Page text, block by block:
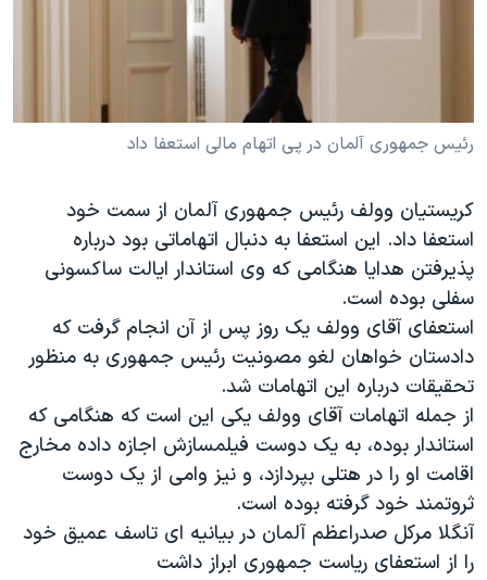
علم و فناوری
گالری عکس
آرشیو پخش زنده
انتخابات ریاست جمهوری آمریکا ۲۰۲۴
حمله جمهوری اسلامی به اسرائیل
رمز مهسا
اعتراضات زن، زندگی، آزادی
مجموعه مستندهای دادخواهی
تریبونال مردمی آبان ۹۸
دادگاه حمید نوری
چهل سال گروگان‌گیری
قانون شفافیت دارائی کادر رهبری ایران
اعتراضات مردمی آبان ۹۸
اسرائیل در جنگ
نرگس محمدی برنده جایزه نوبل صلح
همایش محافظه‌کاران آمریکا «سی‌پک»
رئیس جمهوری آلمان در پی اتهام مالی استعفا داد
کریستیان وولف رئیس جمهوری آلمان از سمت خود
استعفا داد. این استعفا به دنبال اتهاماتی بود درباره
پذیرفتن هدایا هنگامی که وی استاندار ایالت ساکسونی
سفلی بوده است.
استعفای آقای وولف یک روز پس از آن انجام گرفت که
دادستان خواهان لغو مصونیت رئیس جمهوری به منظور
تحقیقات درباره این اتهامات شد.
از جمله اتهامات آقای وولف یکی این است که هنگامی که
استاندار بوده، به یک دوست فیلمسازش اجازه داده مخارج
اقامت او را در هتلی بپردازد، و نیز وامی از یک دوست
ثروتمند خود گرفته بوده است.
آنگلا مرکل صدراعظم آلمان در بیانیه ای تاسف عمیق خود
را از استعفای ریاست جمهوری ابراز داشت